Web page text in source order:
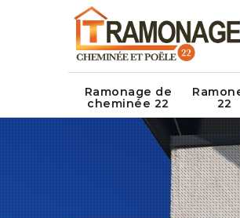
Ramonage de
cheminée 22
22